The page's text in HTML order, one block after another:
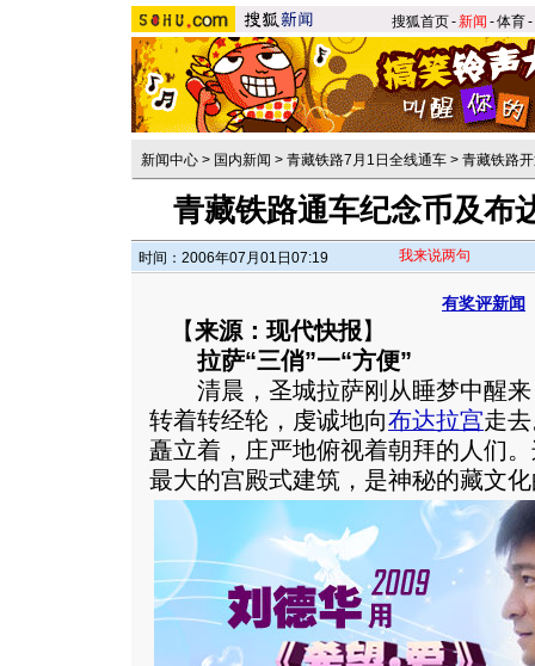
搜狐首页-新闻 -体育-
新闻中心 > 国内新闻 > 青藏铁路7月1日全线通车 > 青藏铁路
青藏铁路通车纪念币及布
时间：2006年07月01日07:19 我来说两句
有奖评新闻
【来源：现代快报】
拉萨“三俏”一“方便”
清晨，圣城拉萨刚从睡梦中醒来
转着转经轮，虔诚地向布达拉宫走
矗立着，庄严地俯视着朝拜的人们
最大的宫殿式建筑，是神秘的藏文